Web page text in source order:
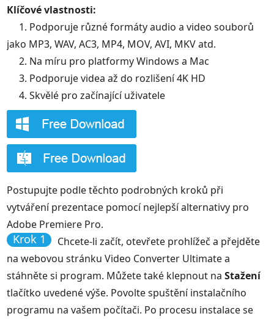
Klíčové vlastnosti:
1. Podporuje různé formáty audio a video souborů
jako MP3, WAV, AC3, MP4, MOV, AVI, MKV atd.
2. Na míru pro platformy Windows a Mac
3. Podporuje videa až do rozlišení 4K HD
4. Skvělé pro začínající uživatele
Postupujte podle těchto podrobných kroků při
vytváření prezentace pomocí nejlepší alternativy pro
Adobe Premiere Pro.
Krok 1
Chcete-li začít, otevřete prohlížeč a přejděte
na webovou stránku Video Converter Ultimate a
stáhněte si program. Můžete také klepnout naStažení
tlačítko uvedené výše. Povolte spuštění instalačního
programu na vašem počítači. Po procesu instalace se